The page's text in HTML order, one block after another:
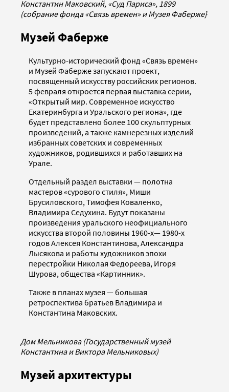
Константин Маковский, «Суд Париса», 1899
(собрание фонда «Связь времен» и Музея Фаберже}
Музей Фаберже
Культурно-исторический фонд «Связь времен»
и Музей Фаберже запускают проект,
посвященный искусству российских регионов.
5 февраля откроется первая выставка серии,
«Открытый мир. Современное искусство
Екатеринбурга и Уральского региона», где
будет представлено более 100 скульптурных
произведений, а также камнерезных изделий
избранных советских и современных
художников, родившихся и работавших на
Урале.
Отдельный раздел выставки — полотна
мастеров «сурового стиля», Миши
Брусиловского, Тимофея Коваленко,
Владимира Седухина. Будут показаны
произведения уральского неофициального
искусства второй половины 1960-х— 1980-х
годов Алексея Константинова, Александра
Лысякова и работы художников эпохи
перестройки Николая Федореева, Игоря
Шурова, общества «Картинник».
Также в планах музея — большая
ретроспектива братьев Владимира и
Константина Маковских.
Дом Мельникова (Государственный музей
Константина и Виктора Мельниковых)
Музей архитектуры